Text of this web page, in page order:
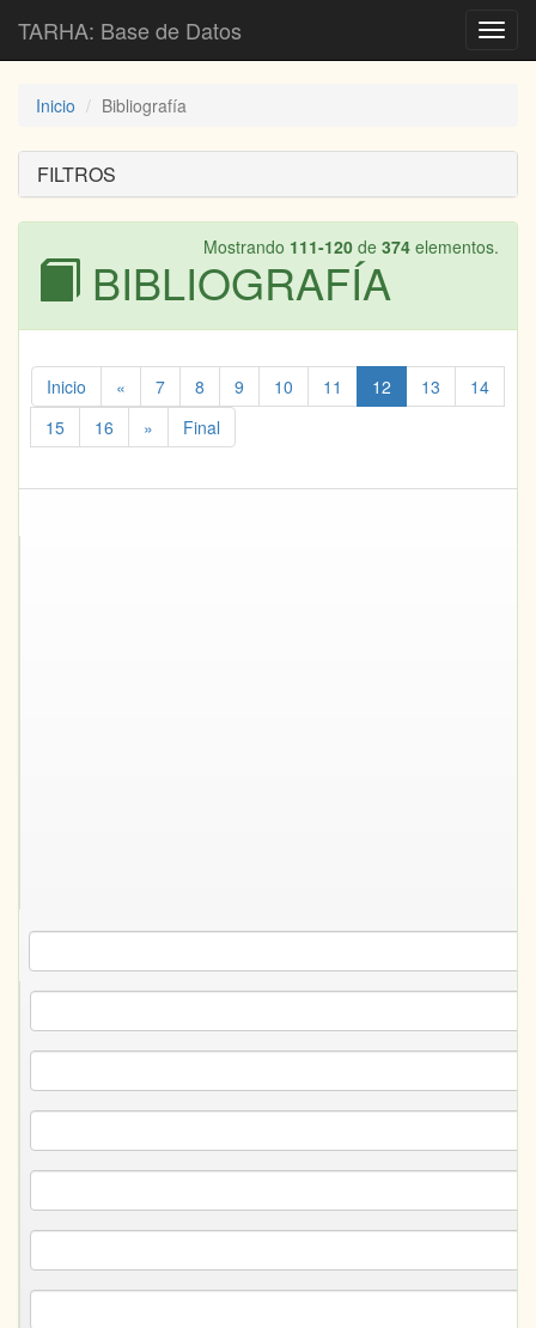
TARHA: Base de Datos
Inicio Bibliografía
FILTROS
Mostrando 111-120 de 374 elementos.
BIBLIOGRAFÍA
Inicio « 7 8 9 10 11 12 13
14
15
16 » Final